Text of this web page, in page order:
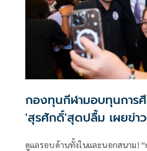
กองทุนกีฬามอบทุนการ
'สุรศักดิ์'สุดปลื้ม เผยข่า
วงเงิน100ล้าน
ดูแลรอบด้านทั้งในและนอกสนาม!